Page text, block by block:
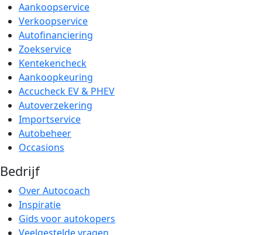
Aankoopservice
Verkoopservice
Autofinanciering
Zoekservice
Kentekencheck
Aankoopkeuring
Accucheck EV & PHEV
Autoverzekering
Importservice
Autobeheer
Occasions
Bedrijf
Over Autocoach
Inspiratie
Gids voor autokopers